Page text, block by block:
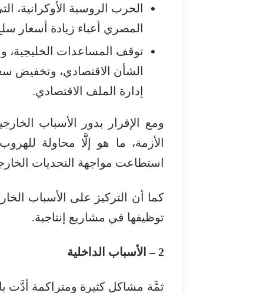
المصري أعباء زيادة أسعار
توقف المساعدات
الشأن الاقتصادي، وتخفيض
إدارة الملف الاقتصادي.
ومع الإقرار بدور الأسباب
الأزمة، ما هو إلَّا محاولة
استطاعت مواجهة التحديات
كما أن التركيز على الأسباب
توظيفها في مشاريع إنتاجية.
2 – الأسباب الداخلية
ثمَّة مشاكل كثيرة ومتراكمة أدَّت